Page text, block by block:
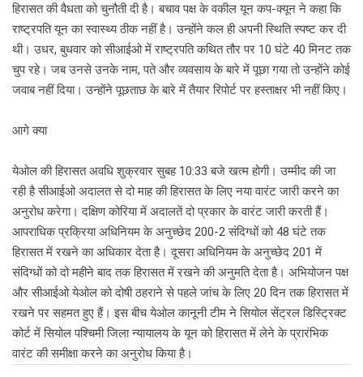
हिरासत की वैधता को चुनौती दी है। बचाव पक्ष के वकील यून कप-क्यून ने कहा कि
राष्ट्रपति यून का स्वास्थ्य ठीक नहीं है। उन्होंने कल ही अपनी स्थिति स्पष्ट कर दी
थी। उधर, बुधवार को सीआईओ में राष्ट्रपति कथित तौर पर 10 घंटे 40 मिनट तक
चुप रहे। जब उनसे उनके नाम, पते और व्यवसाय के बारे में पूछा गया तो उन्होंने कोई
जवाब नहीं दिया। उन्होंने पूछताछ के बारे में तैयार रिपोर्ट पर हस्ताक्षर भी नहीं किए।
आगे क्या
येओल की हिरासत अवधि शुक्रवार सुबह 10:33 बजे खत्म होगी। उम्मीद की जा
रही है सीआईओ अदालत से दो माह की हिरासत के लिए नया वारंट जारी करने का
अनुरोध करेगा। दक्षिण कोरिया में अदालतें दो प्रकार के वारंट जारी करती हैं।
आपराधिक प्रक्रिया अधिनियम के अनुच्छेद 200-2 संदिग्धों को 48 घंटे तक
हिरासत में रखने का अधिकार देता है। दूसरा अधिनियम के अनुच्छेद 201 में
संदिग्धों को दो महीने बाद तक हिरासत में रखने की अनुमति देता है। अभियोजन पक्ष
और सीआईओ येओल को दोषी ठहराने से पहले जांच के लिए 20 दिन तक हिरासत में
रखने पर सहमत हुए हैं। इस बीच येओल कानूनी टीम ने सियोल सेंट्रल डिस्ट्रिक्ट
कोर्ट में सियोल पश्चिमी जिला न्यायालय के यून को हिरासत में लेने के प्रारंभिक
वारंट की समीक्षा करने का अनुरोध किया है।